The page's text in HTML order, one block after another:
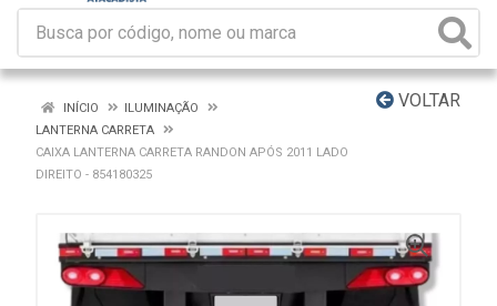
VOLTAR
INÍCIO
ILUMINAÇÃO
LANTERNA CARRETA
CAIXA LANTERNA CARRETA RANDON APÓS 2011 LADO
DIREITO - 854180325